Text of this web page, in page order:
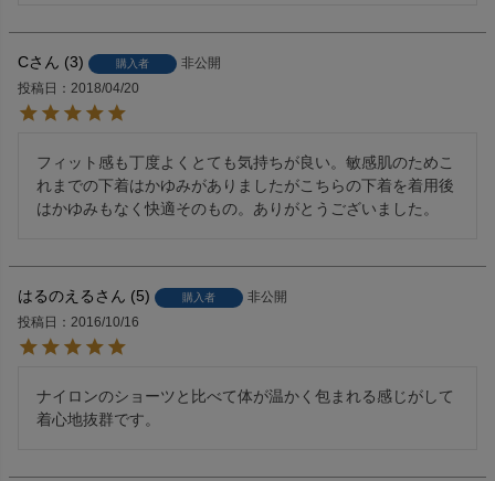
C 3 購入者
非公開
投稿日
2018/04/20
フィット感も丁度よくとても気持ちが良い。敏感肌のためこ
れまでの下着はかゆみがありましたがこちらの下着を着用後
はかゆみもなく快適そのもの。ありがとうございました。
はるのえる 5 購入者
非公開
投稿日
2016/10/16
ナイロンのショーツと比べて体が温かく包まれる感じがして
着心地抜群です。